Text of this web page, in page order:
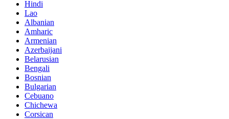
Hindi
Lao
Albanian
Amharic
Armenian
Azerbaijani
Belarusian
Bengali
Bosnian
Bulgarian
Cebuano
Chichewa
Corsican